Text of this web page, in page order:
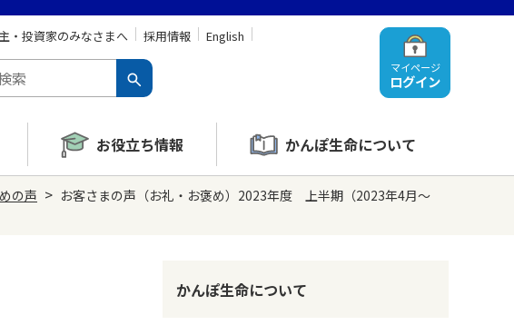
マイページ
ログイン
・投資家のみなさまへ 採用情報 English
お役立ち情報 かんぽ生命について
の声 > お客さまの声（お礼・お褒め）2023年度 上半期（2023年4月～
かんぽ生命について